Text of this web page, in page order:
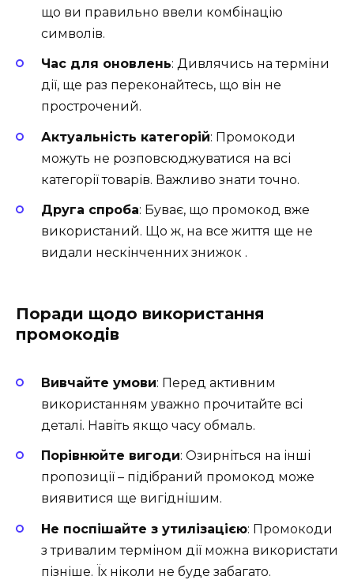
що ви правильно ввели комбінацію
символів.
Час для оновлень: Дивлячись на терміни
дії, ще раз переконайтесь, що він не
прострочений.
Актуальність категорій: Промокоди
можуть не розповсюджуватися на всі
категорії товарів. Важливо знати точно.
Друга спроба: Буває, що промокод вже
використаний. Що ж, на все життя ще не
видали нескінченних знижок .
Поради щодо використання
промокодів
Вивчайте умови: Перед активним
використанням уважно прочитайте всі
деталі. Навіть якщо часу обмаль.
Порівнюйте вигоди: Озирніться на інші
пропозиції – підібраний промокод може
виявитися ще вигіднішим.
Не поспішайте з утилізацією: Промокоди
з тривалим терміном дії можна використати
пізніше. Їх ніколи не буде забагато.